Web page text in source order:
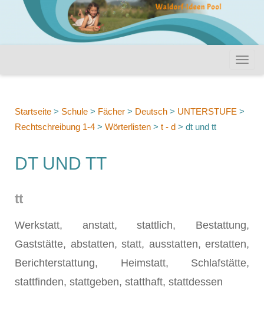
Startseite > Schule > Fächer > Deutsch > UNTERSTUFE >
Rechtschreibung 1-4 > Wörterlisten > t - d > dt und tt
DT UND TT
tt
Werkstatt, anstatt, stattlich, Bestattung,
Gaststätte, abstatten, statt, ausstatten, erstatten,
Berichterstattung, Heimstatt, Schlafstätte,
stattfinden, stattgeben, statthaft, stattdessen